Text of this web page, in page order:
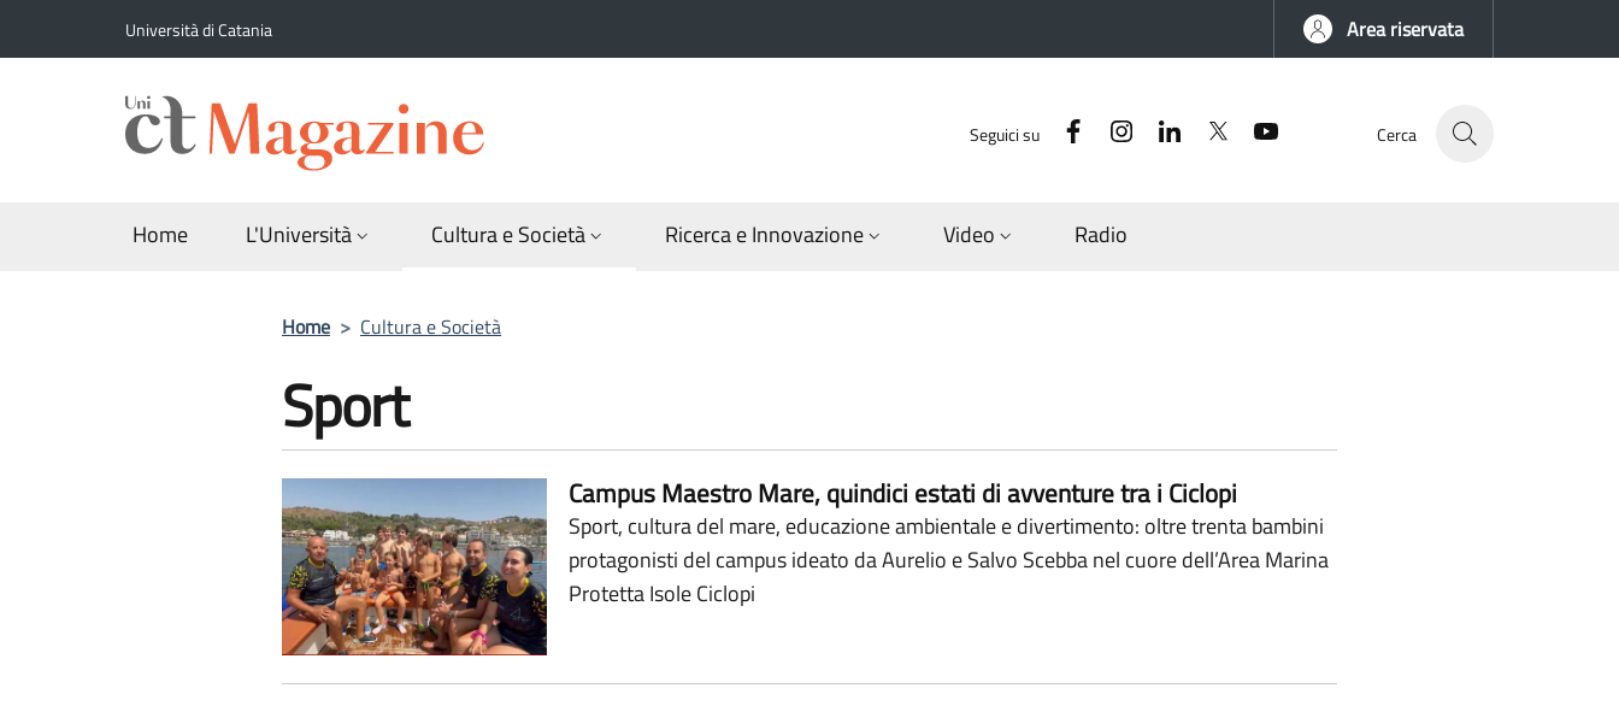
Università di Catania Area riservata
Seguici su FacebookInstagramLinkedinTwitter Cerca
Home L'Università Cultura e Società Ricerca e Innovazione Video Radio
Briciole di pane
Home > Cultura e Società
Sport
Campus Maestro Mare, quindici estati di avventure tra i Ciclopi
Sport, cultura del mare, educazione ambientale e divertimento: oltre trenta bambini
protagonisti del campus ideato da Aurelio e Salvo Scebba nel cuore dell’Area Marina
Protetta Isole Ciclopi